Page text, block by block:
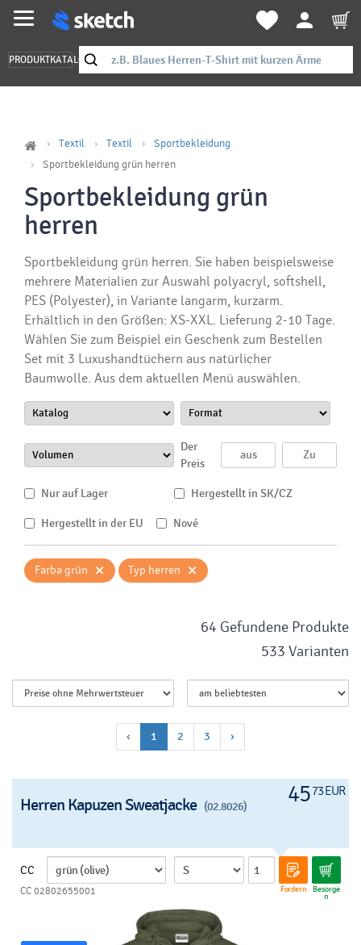
PRODUKTKATALOG
Textil Textil
Sportbekleidung
Sportbekleidung grün herren
Sportbekleidung grün
herren
Sportbekleidung grün herren. Sie haben beispielsweise
mehrere Materialien zur Auswahl polyacryl, softshell,
PES (Polyester), in Variante langarm, kurzarm.
Erhältlich in den Größen: XS-XXL. Lieferung 2-10 Tage.
Wählen Sie zum Beispiel ein Geschenk zum Bestellen
Set mit 3 Luxushandtüchern aus natürlicher
Baumwolle. Aus dem aktuellen Menü auswählen.
Der
Preis
Nur auf Lager Hergestellt in SK/CZ
Hergestellt in der EU Nové
Farba grün × Typ herren ×
‹ 1 2 3 ›
64 Gefundene Produkte
533 Varianten
4573 EUR
Herren Kapuzen Sweatjacke (02.8026)
CC
Fordern Besorge
n
CC 02802655001